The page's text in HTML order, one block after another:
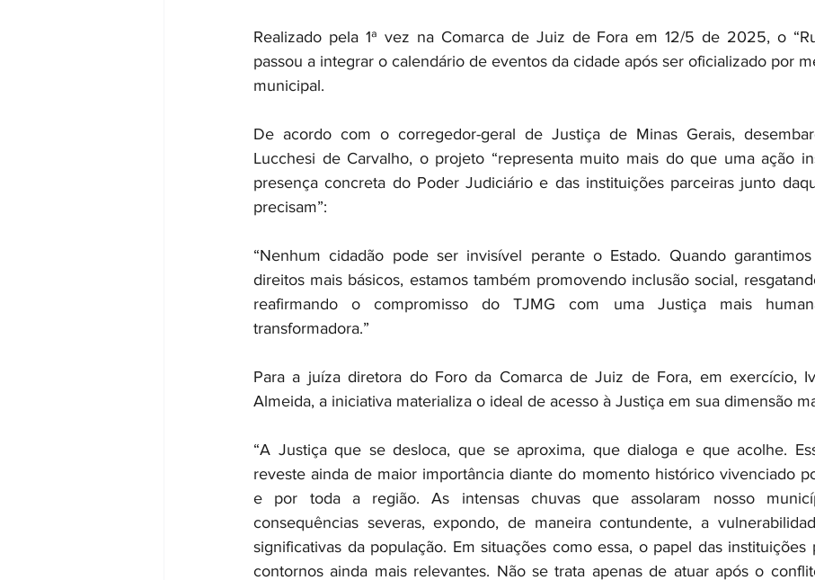
Realizado pela 1ª vez na Comarca de Juiz de Fora em 12/5 de 2025, o
passou a integrar o calendário de eventos da cidade após ser oficializado por
municipal.
De acordo com o corregedor-geral de Justiça de Minas Gerais,
Lucchesi de Carvalho, o projeto “representa muito mais do que uma ação
presença concreta do Poder Judiciário e das instituições parceiras junto
precisam”:
“Nenhum cidadão pode ser invisível perante o Estado. Quando
direitos mais básicos, estamos também promovendo inclusão social,
reafirmando o compromisso do TJMG com uma Justiça mais
transformadora.”
Para a juíza diretora do Foro da Comarca de Juiz de Fora, em exercício,
Almeida, a iniciativa materializa o ideal de acesso à Justiça em sua dimensão
“A Justiça que se desloca, que se aproxima, que dialoga e que acolhe.
reveste ainda de maior importância diante do momento histórico vivenciado
e por toda a região. As intensas chuvas que assolaram nosso
consequências severas, expondo, de maneira contundente, a
significativas da população. Em situações como essa, o papel das instituições
contornos ainda mais relevantes. Não se trata apenas de atuar após o